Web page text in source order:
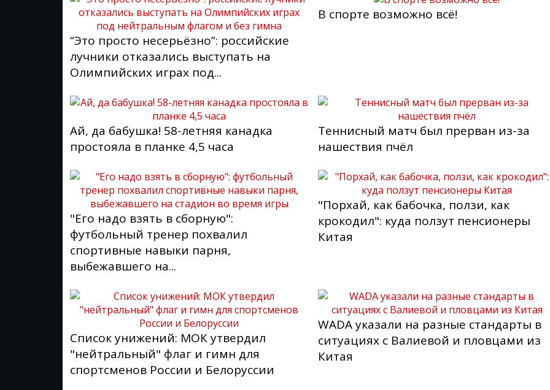
“Это просто несерьёзно”: российские
лучники отказались выступать на
Олимпийских играх под...
В спорте возможно всё!
Ай, да бабушка! 58-летняя канадка
простояла в планке 4,5 часа
Теннисный матч был прерван из-за
нашествия пчёл
"Его надо взять в сборную":
футбольный тренер похвалил
спортивные навыки парня,
выбежавшего на...
"Порхай, как бабочка, ползи, как
крокодил": куда ползут пенсионеры
Китая
Список унижений: МОК утвердил
"нейтральный" флаг и гимн для
спортсменов России и Белоруссии
WADA указали на разные стандарты в
ситуациях с Валиевой и пловцами из
Китая